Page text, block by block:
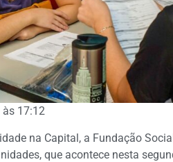
17:12
na Capital, a Fundação
que acontece nesta